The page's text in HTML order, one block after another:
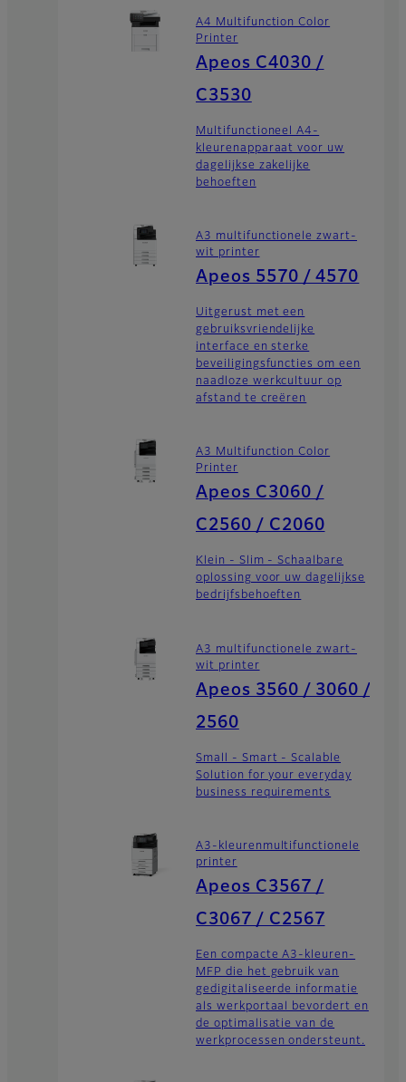
A4 Multifunction Color
Printer
Apeos C4030 /
C3530
Multifunctioneel A4-
kleurenapparaat voor uw
dagelijkse zakelijke
behoeften
A3 multifunctionele zwart-
wit printer
Apeos 5570 / 4570
Uitgerust met een
gebruiksvriendelijke
interface en sterke
beveiligingsfuncties om een
naadloze werkcultuur op
afstand te creëren
A3 Multifunction Color
Printer
Apeos C3060 /
C2560 / C2060
Klein - Slim - Schaalbare
oplossing voor uw dagelijkse
bedrijfsbehoeften
A3 multifunctionele zwart-
wit printer
Apeos 3560 / 3060 /
2560
Small - Smart - Scalable
Solution for your everyday
business requirements
A3-kleurenmultifunctionele
printer
Apeos C3567 /
C3067 / C2567
Een compacte A3-kleuren-
MFP die het gebruik van
gedigitaliseerde informatie
als werkportaal bevordert en
de optimalisatie van de
werkprocessen ondersteunt.